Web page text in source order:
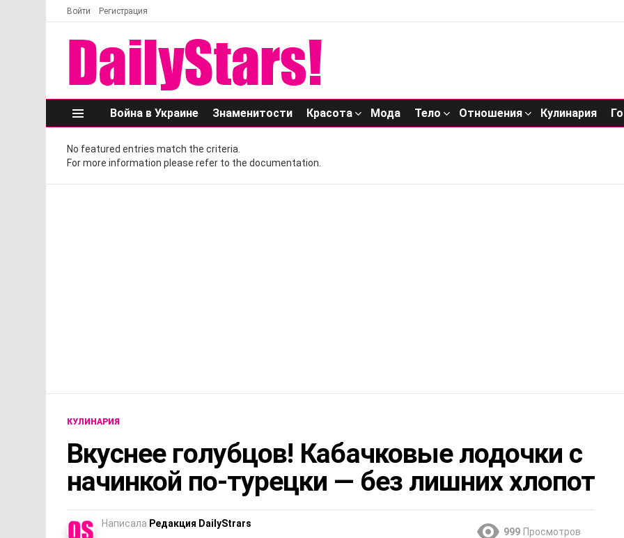
Войти Регистрация
Меню
Война в Украине Знаменитости Красота Мода Тело Отношения Кулинария
No featured entries match the criteria.
For more information please refer to the documentation.
КУЛИНАРИЯ
Вкуснее голубцов! Кабачковые лодочки с
начинкой по-турецки — без лишних хлопот
Написала Редакция DailyStrars
999 Просмотров